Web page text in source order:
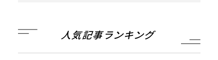
人気記事ランキング